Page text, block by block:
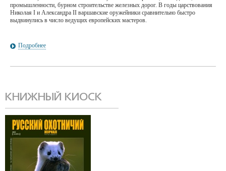
промышленности, бурном строительстве железных дорог. В годы царствования
Николая I и Александра II варшавские оружейники сравнительно быстро
выдвинулись в число ведущих европейских мастеров.
Подробнее
КНИЖНЫЙ КИОСК